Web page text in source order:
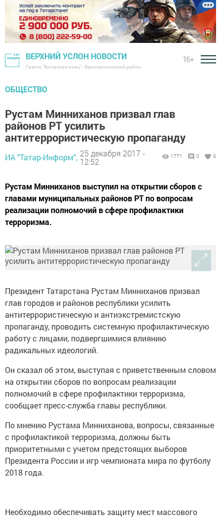
ВЕРХНИЙ УСЛОН НОВОСТИ
Газета "Волжская новь" - Верхнеуслонский район
16+
ОБЩЕСТВО
Рустам Минниханов призвал глав
районов РТ усилить
антитеррористическую пропаганду
ИА "Татар-Информ", 25 декабря 2017 -
12:52
1771 0 0
Рустам Минниханов выступил на открытии сборов с
главами муниципальных районов РТ по вопросам
реализации полномочий в сфере профилактики
терроризма.
Президент Татарстана Рустам Минниханов призвал
глав городов и районов республики усилить
антитеррористическую и антиэкстремистскую
пропаганду, проводить системную профилактическую
работу с лицами, подвергшимися влиянию
радикальных идеологий.
Он сказал об этом, выступая с приветственным словом
на открытии сборов по вопросам реализации
полномочий в сфере профилактики терроризма,
сообщает пресс-служба главы республики.
По мнению Рустама Минниханова, вопросы, связанные
с профилактикой терроризма, должны быть
приоритетными с учетом предстоящих выборов
Президента России и игр чемпионата мира по футболу
2018 года.
Необходимо обеспечивать защиту мест массового